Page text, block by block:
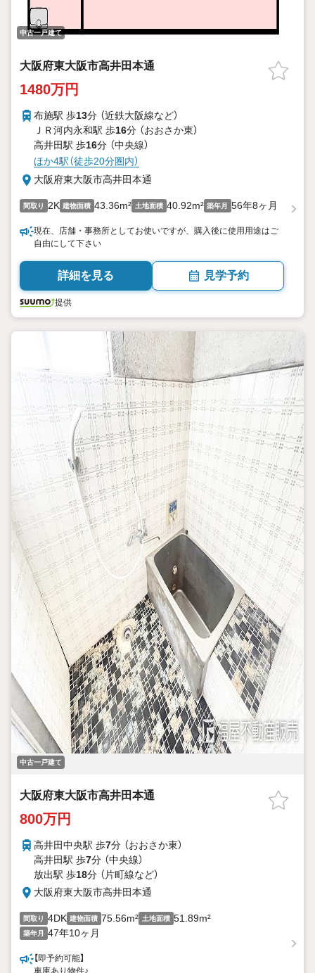
中古一戸建て
大阪府東大阪市高井田本通
1480万円
布施駅 歩13分 （近鉄大阪線など）
ＪＲ河内永和駅 歩16分 （おおさか東）
高井田駅 歩16分 （中央線）
ほか4駅（徒歩20分圏内）
大阪府東大阪市高井田本通
間取り 2K 建物面積 43.36m² 土地面積 40.92m² 築年月 56年8ヶ月
現在、店舗・事務所としてお使いですが、購入後に使用用途はご
自由にして下さい
詳細を見る 見学予約
提供
中古一戸建て
大阪府東大阪市高井田本通
800万円
高井田中央駅 歩7分 （おおさか東）
高井田駅 歩7分 （中央線）
放出駅 歩18分 （片町線など）
大阪府東大阪市高井田本通
間取り 4DK 建物面積 75.56m² 土地面積 51.89m²
築年月 47年10ヶ月
【即予約可能】
車庫あり物件♪